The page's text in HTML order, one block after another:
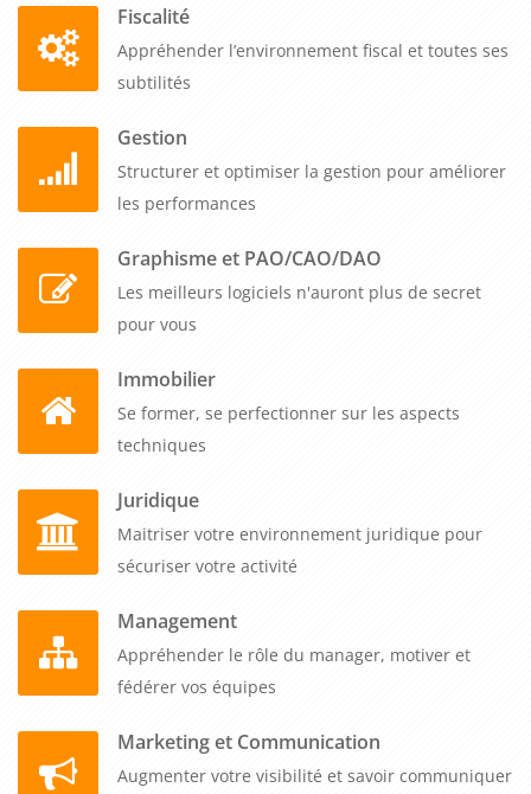
Fiscalité
Appréhender l’environnement fiscal et toutes ses
subtilités
Gestion
Structurer et optimiser la gestion pour améliorer
les performances
Graphisme et PAO/CAO/DAO
Les meilleurs logiciels n'auront plus de secret
pour vous
Immobilier
Se former, se perfectionner sur les aspects
techniques
Juridique
Maitriser votre environnement juridique pour
sécuriser votre activité
Management
Appréhender le rôle du manager, motiver et
fédérer vos équipes
Marketing et Communication
Augmenter votre visibilité et savoir communiquer